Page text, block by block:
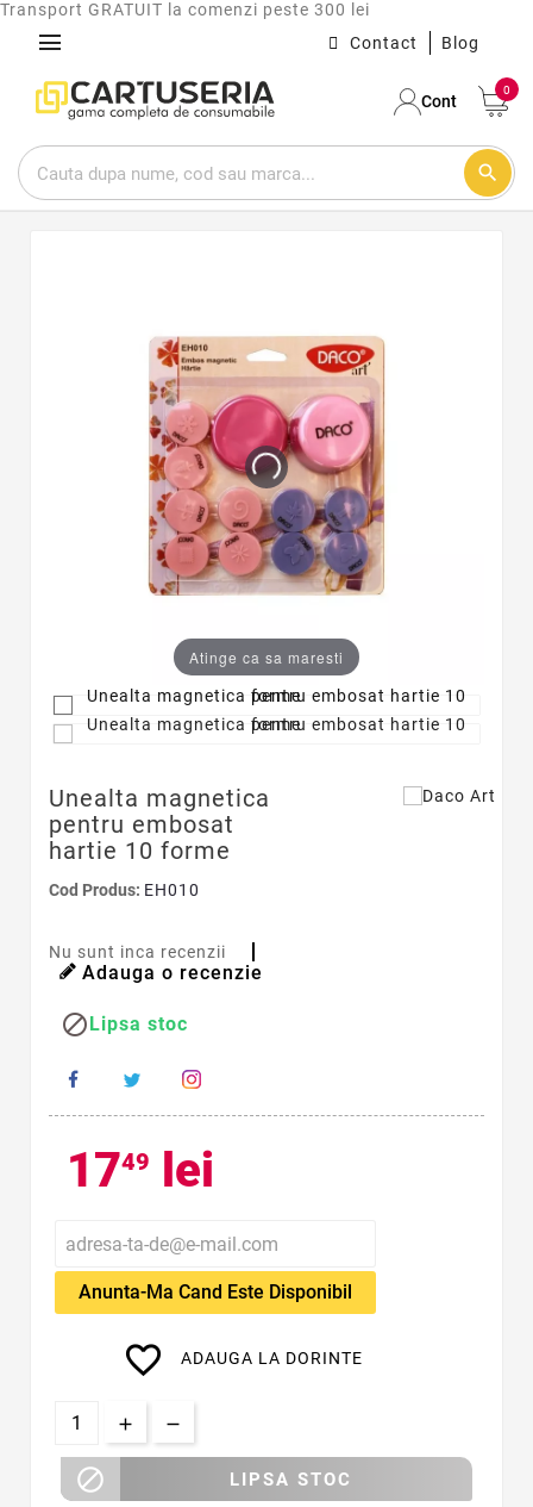
Transport GRATUIT la comenzi peste 300 lei
menu Contact Blog
Cont
0
search
Atinge ca sa maresti
Unealta magnetica
pentru embosat
hartie 10 forme
Cod Produs: EH010
Nu sunt inca recenzii
Adauga o recenzie
Lipsa stoc
1749 lei
Anunta-Ma Cand Este Disponibil
favorite_border ADAUGA LA DORINTE
 LIPSA STOC